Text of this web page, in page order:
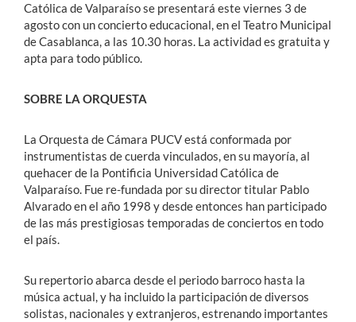
English
Católica de Valparaíso se presentará este viernes 3 de
agosto con un concierto educacional, en el Teatro Municipal
de Casablanca, a las 10.30 horas. La actividad es gratuita y
apta para todo público.
SOBRE LA ORQUESTA
La Orquesta de Cámara PUCV está conformada por
instrumentistas de cuerda vinculados, en su mayoría, al
quehacer de la Pontificia Universidad Católica de
Valparaíso. Fue re-fundada por su director titular Pablo
Alvarado en el año 1998 y desde entonces han participado
de las más prestigiosas temporadas de conciertos en todo
el país.
Su repertorio abarca desde el periodo barroco hasta la
música actual, y ha incluido la participación de diversos
solistas, nacionales y extranjeros, estrenando importantes